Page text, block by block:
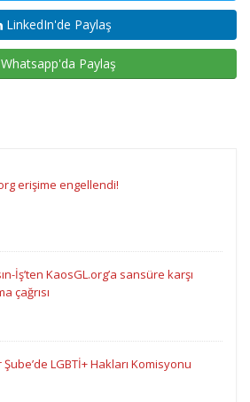
LinkedIn'de Paylaş
Whatsapp'da Paylaş
erişime engellendi!
İş’ten KaosGL.org’a sansüre karşı
çağrısı
Şube’de LGBTİ+ Hakları Komisyonu